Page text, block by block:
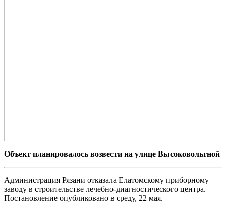
Объект планировалось возвести на улице Высоковольтной
Администрация Рязани отказала Елатомскому приборному
заводу в строительстве лечебно-диагностического центра.
Постановление опубликовано в среду, 22 мая.